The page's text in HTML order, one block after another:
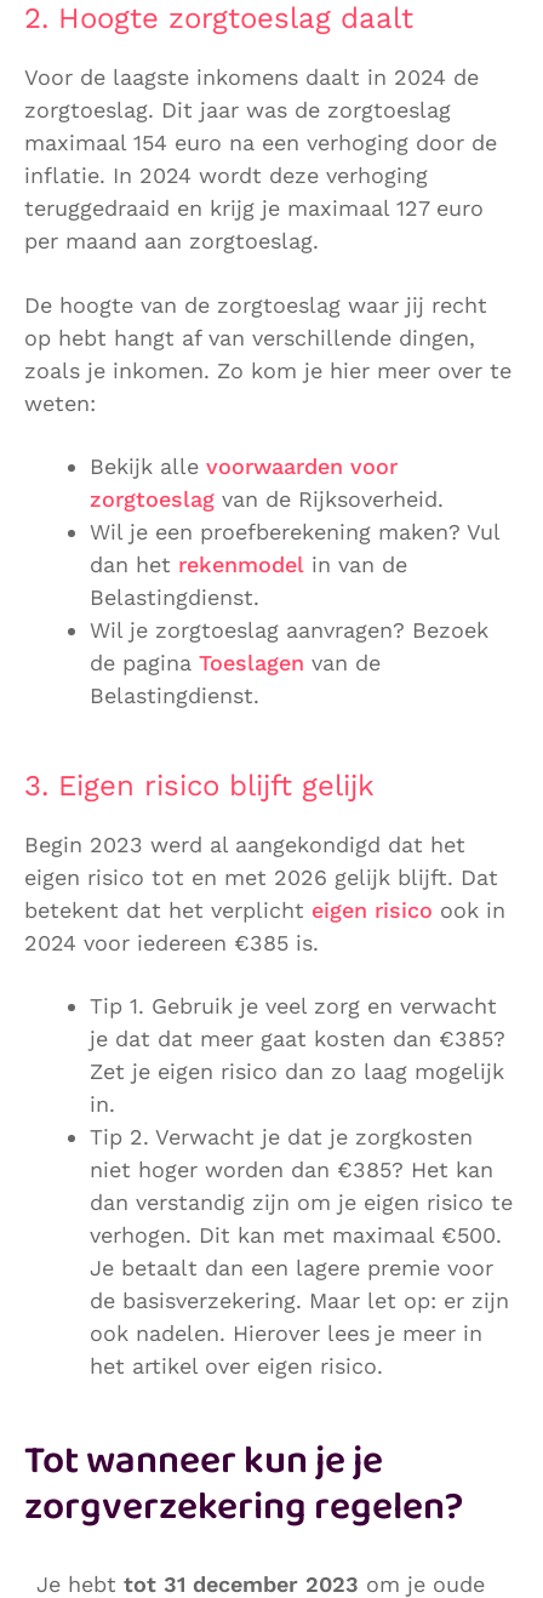
2. Hoogte zorgtoeslag daalt
Voor de laagste inkomens daalt in 2024 de
zorgtoeslag. Dit jaar was de zorgtoeslag
maximaal 154 euro na een verhoging door de
inflatie. In 2024 wordt deze verhoging
teruggedraaid en krijg je maximaal 127 euro
per maand aan zorgtoeslag.
De hoogte van de zorgtoeslag waar jij recht
op hebt hangt af van verschillende dingen,
zoals je inkomen. Zo kom je hier meer over te
weten:
Bekijk alle voorwaarden voor
zorgtoeslag van de Rijksoverheid.
Wil je een proefberekening maken? Vul
dan het rekenmodel in van de
Belastingdienst.
Wil je zorgtoeslag aanvragen? Bezoek
de pagina Toeslagen van de
Belastingdienst.
3. Eigen risico blijft gelijk
Begin 2023 werd al aangekondigd dat het
eigen risico tot en met 2026 gelijk blijft. Dat
betekent dat het verplicht eigen risico ook in
2024 voor iedereen €385 is.
Tip 1. Gebruik je veel zorg en verwacht
je dat dat meer gaat kosten dan €385?
Zet je eigen risico dan zo laag mogelijk
in.
Tip 2. Verwacht je dat je zorgkosten
niet hoger worden dan €385? Het kan
dan verstandig zijn om je eigen risico te
verhogen. Dit kan met maximaal €500.
Je betaalt dan een lagere premie voor
de basisverzekering. Maar let op: er zijn
ook nadelen. Hierover lees je meer in
het artikel over eigen risico.
Tot wanneer kun je je
zorgverzekering regelen?
Je hebt tot 31 december 2023 om je oude